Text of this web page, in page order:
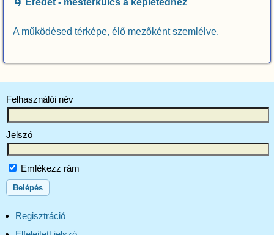
🌀 Eredet - mesterkulcs a képletedhez
A működésed térképe, élő mezőként szemlélve.
Felhasználói név
Jelszó
Emlékezz rám
Regisztráció